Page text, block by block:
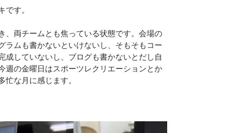
です。
、両チームとも焦っている状態です。会場の
ラムも書かないといけないし、そもそもコー
成していないし、ブログも書かないとだし自
週の金曜日はスポーツレクリエーションとか
忙な月に感じます。